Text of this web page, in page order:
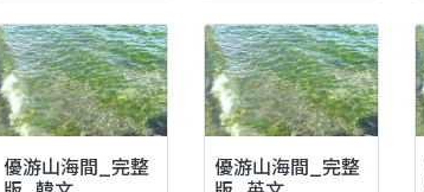
優游山海間_完整 優游山海間_完整